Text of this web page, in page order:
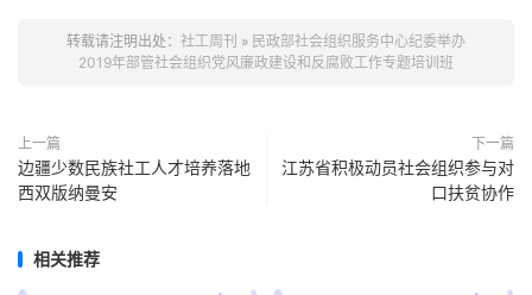
转载请注明出处： 社工周刊 » 民政部社会组织服务中心纪委举办
2019年部管社会组织党风廉政建设和反腐败工作专题培训班
上一篇
边疆少数民族社工人才培养落地
西双版纳曼安
下一篇
江苏省积极动员社会组织参与对
口扶贫协作
相关推荐